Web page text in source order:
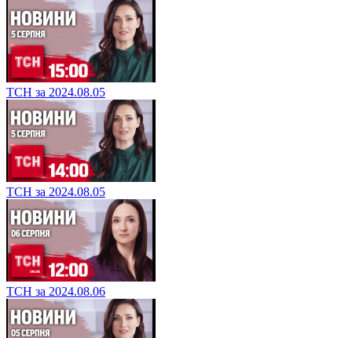
ТСН за 2024.08.05
ТСН за 2024.08.05
ТСН за 2024.08.06